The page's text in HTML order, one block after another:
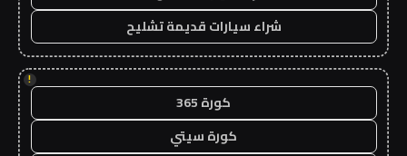
شراء سيارات قديمة تشليح
!
كورة 365
كورة سيتي